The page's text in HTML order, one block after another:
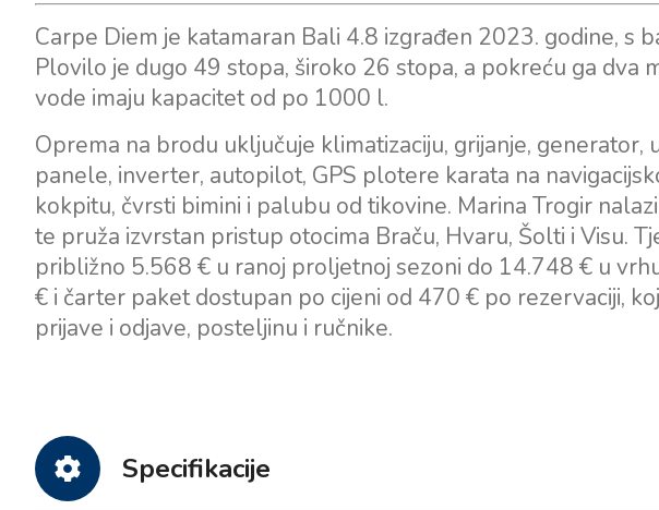
Carpe Diem je katamaran Bali 4.8 izgrađen 2023. godine, s
Plovilo je dugo 49 stopa, široko 26 stopa, a pokreću ga dva
vode imaju kapacitet od po 1000 l.
Oprema na brodu uključuje klimatizaciju, grijanje, generator,
panele, inverter, autopilot, GPS plotere karata na
kokpitu, čvrsti bimini i palubu od tikovine. Marina Trogir
te pruža izvrstan pristup otocima Braču, Hvaru, Šolti i Visu.
približno 5.568 € u ranoj proljetnoj sezoni do 14.748 € u
€ i čarter paket dostupan po cijeni od 470 € po rezervaciji,
prijave i odjave, posteljinu i ručnike.
Specifikacije